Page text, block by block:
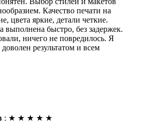
Качество печати на
цвета яркие, детали четкие.
выполнена быстро, без задержек.
ничего не повредилось. Я
доволен результатом и всем
: ★ ★ ★ ★ ★